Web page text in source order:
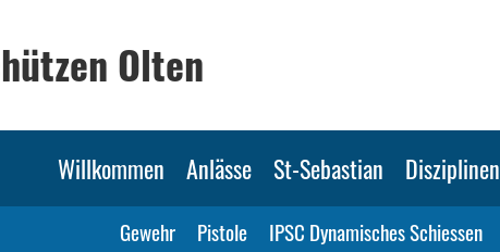
Olten
Willkommen Anlässe St-Sebastian Disziplinen
Gewehr Pistole IPSC Dynamisches Schiessen